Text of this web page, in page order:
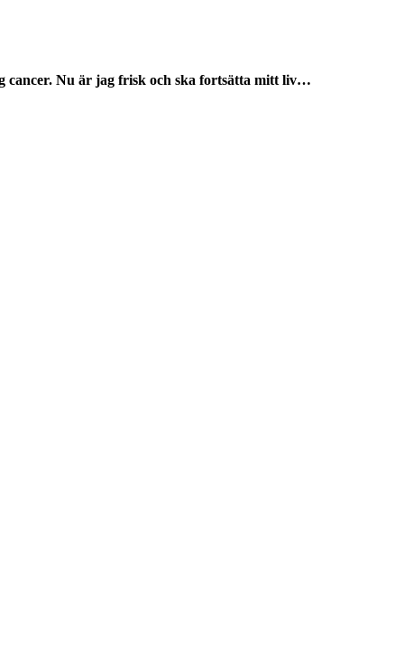
cancer. Nu är jag frisk och ska fortsätta mitt liv…